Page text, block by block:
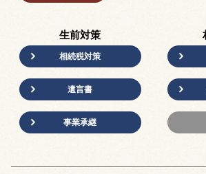
生前対策
相続税対策
遺言書
事業承継